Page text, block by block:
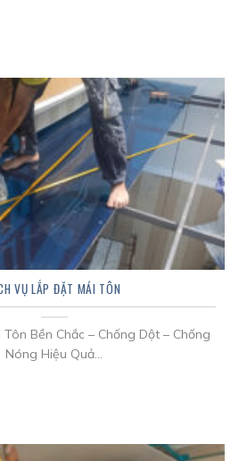
VỤ LẮP ĐẶT MÁI TÔN
Bền Chắc – Chống Dột – Chống
Nóng Hiệu Quả...